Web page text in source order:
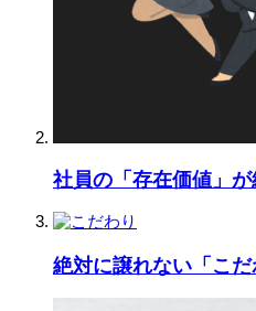
社員の「存在価値」
絶対に譲れない「こ